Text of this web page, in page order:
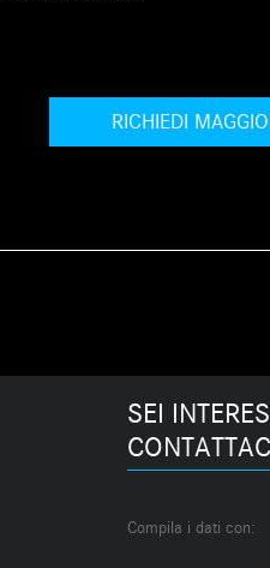
RICHIEDI
SEI
Compila i dati con: